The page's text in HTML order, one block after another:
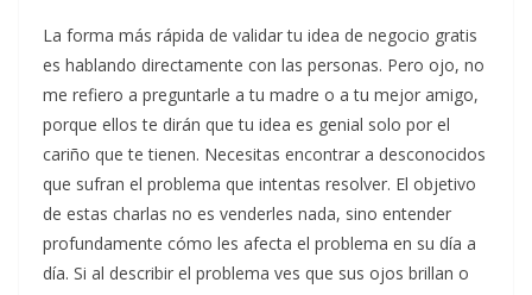
La forma más rápida de validar tu idea de negocio gratis
es hablando directamente con las personas. Pero ojo, no
me refiero a preguntarle a tu madre o a tu mejor amigo,
porque ellos te dirán que tu idea es genial solo por el
cariño que te tienen. Necesitas encontrar a desconocidos
que sufran el problema que intentas resolver. El objetivo
de estas charlas no es venderles nada, sino entender
profundamente cómo les afecta el problema en su día a
día. Si al describir el problema ves que sus ojos brillan o